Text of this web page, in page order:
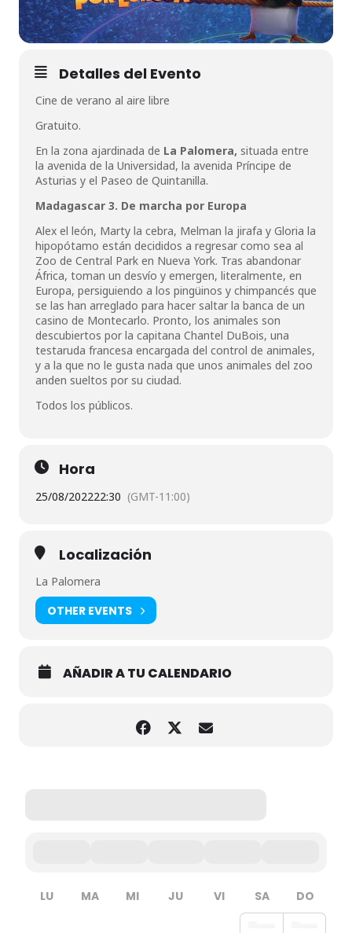
Detalles del Evento
Cine de verano al aire libre
Gratuito.
En la zona ajardinada de La Palomera, situada entre
la avenida de la Universidad, la avenida Príncipe de
Asturias y el Paseo de Quintanilla.
Madagascar 3. De marcha por Europa
Alex el león, Marty la cebra, Melman la jirafa y Gloria la
hipopótamo están decididos a regresar como sea al
Zoo de Central Park en Nueva York. Tras abandonar
África, toman un desvío y emergen, literalmente, en
Europa, persiguiendo a los pingüinos y chimpancés que
se las han arreglado para hacer saltar la banca de un
casino de Montecarlo. Pronto, los animales son
descubiertos por la capitana Chantel DuBois, una
testaruda francesa encargada del control de animales,
y a la que no le gusta nada que unos animales del zoo
anden sueltos por su ciudad.
Todos los públicos.
Hora
25/08/202222:30 (GMT-11:00)
Localización
La Palomera
OTHER EVENTS
AÑADIR A TU CALENDARIO
LU MA MI JU VI SA DO